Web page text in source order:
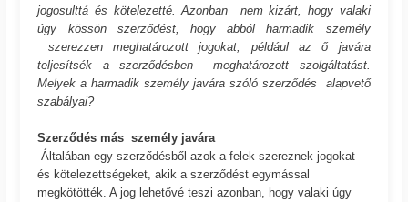
jogosulttá és kötelezetté. Azonban nem kizárt, hogy valaki
úgy kössön szerződést, hogy abból harmadik személy
szerezzen meghatározott jogokat, például az ő javára
teljesítsék a szerződésben meghatározott szolgáltatást.
Melyek a harmadik személy javára szóló szerződés alapvető
szabályai?
Szerződés más személy javára
Általában egy szerződésből azok a felek szereznek jogokat
és kötelezettségeket, akik a szerződést egymással
megkötötték. A jog lehetővé teszi azonban, hogy valaki úgy